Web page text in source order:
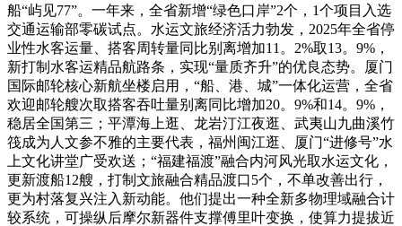
船“屿见77”。一年来，全省新增“绿色口岸”2个，1个项目入选
交通运输部零碳试点。水运文旅经济活力勃发，2025年全省停
业性水客运量、搭客周转量同比别离增加11。2%取13。9%，
新打制水客运精品航路条，实现“量质齐升”的优良态势。厦门
国际邮轮核心新航坐楼启用，“船、港、城”一体化运营，全省
欢迎邮轮艘次取搭客吞吐量别离同比增加20。9%和14。9%，
稳居全国第三；平潭海上逛、龙岩汀江夜逛、武夷山九曲溪竹
筏成为人文参不雅的主要代表，福州闽江逛、厦门“进修号”水
上文化讲堂广受欢送；“福建福渡”融合内河风光取水运文化，
更新渡船12艘，打制文旅融合精品渡口5个，不单改善出行，
更为村落复兴注入新动能。他们提出一种全新多物理域融合计
较系统，可操纵后摩尔新器件支撑傅里叶变换，使算力提拔近